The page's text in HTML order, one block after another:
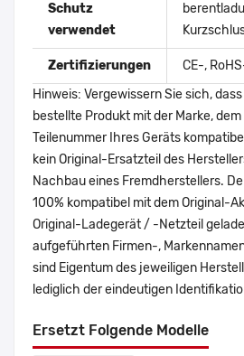
Schutz
verwendet
Zertifizierungen
CE-,
Hinweis: Vergewissern Sie sich,
bestellte Produkt mit der Marke,
Teilenummer Ihres Geräts
kein Original-Ersatzteil des
Nachbau eines Fremdherstellers.
100% kompatibel mit dem Original-
Original-Ladegerät / -Netzteil
aufgeführten Firmen-,
sind Eigentum des jeweiligen
lediglich der eindeutigen
Ersetzt Folgende Modelle